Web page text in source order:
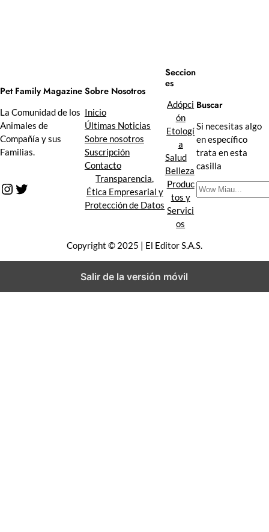
Pet Family Magazine
La Comunidad de los
Animales de
Compañía y sus
Familias.
Instagram Twitter
Sobre Nosotros
Inicio
Últimas Noticias
Sobre nosotros
Suscripción
Contacto
Transparencia,
Ética Empresarial y
Protección de Datos
Seccion
es
Adópci
ón
Etologí
a
Salud
Belleza
Produc
tos y
Servici
os
Buscar
Si necesitas algo
en específico
trata en esta
casilla
B
u
Copyright © 2025 | El Editor S.A.S.
Salir de la versión móvil